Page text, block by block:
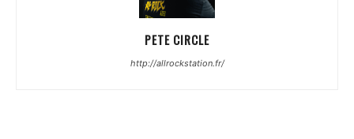
PETE CIRCLE
http://allrockstation.fr/